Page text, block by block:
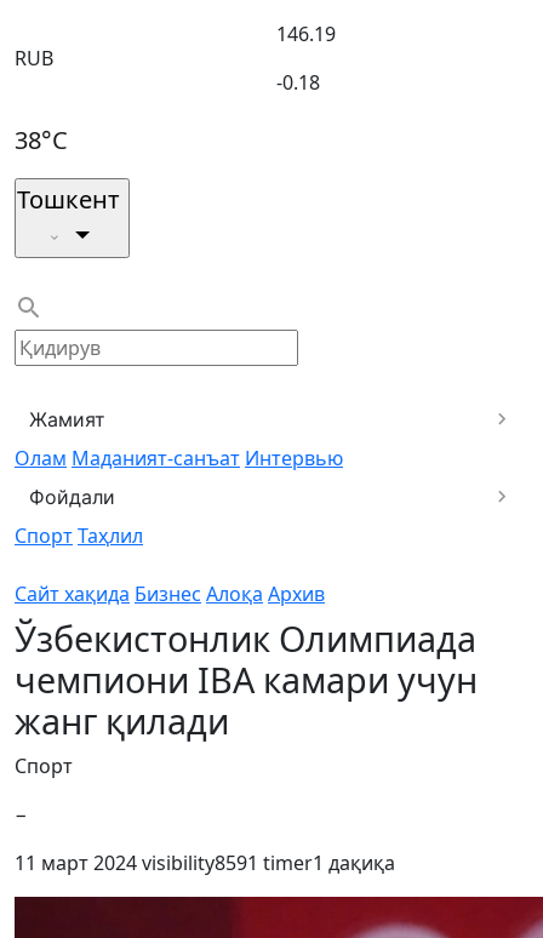
RUB
146.19
-0.18
38°C
Тошкент
Жамият
Олам Маданият-санъат Интервью
Фойдали
СпортТаҳлил
Сайт хақида Бизнес Алоқа Архив
Ўзбекистонлик Олимпиада
чемпиони IBA камари учун
жанг қилади
Спорт
−
11 март 2024visibility8591 timer1 дақиқа